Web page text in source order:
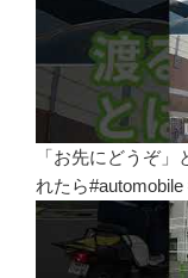
「お先にどうぞ
れたら